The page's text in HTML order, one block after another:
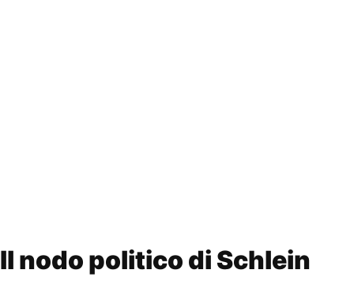
Il nodo politico di Schlein